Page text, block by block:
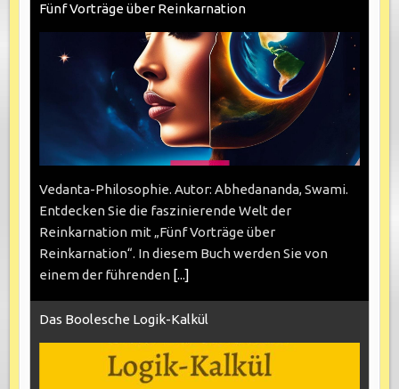
Fünf Vorträge über Reinkarnation
Vedanta-Philosophie. Autor: Abhedananda, Swami.
Entdecken Sie die faszinierende Welt der
Reinkarnation mit „Fünf Vorträge über
Reinkarnation“. In diesem Buch werden Sie von
einem der führenden [...]
Das Boolesche Logik-Kalkül